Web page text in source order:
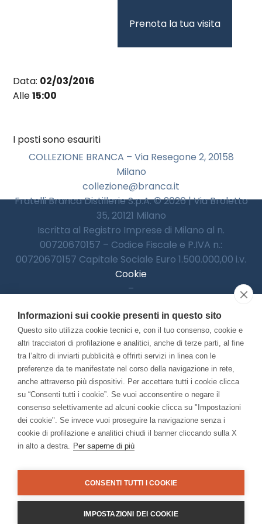
Prenota la tua visita
Data: 02/03/2016
Alle15:00
I posti sono esauriti
COLLEZIONE BRANCA – Via Resegone 2, 20158
Milano
collezione@branca.it
Fratelli Branca Distillerie S.p.A. © 2026 | Via Broletto
35, 20121 Milano
Iscritta al Registro Imprese di Milano al n.
00720670157 – Codice Fiscale e P.IVA n.:
00720670157 Capitale Sociale Euro 1.500.000,00 i.v.
Cookie
–
–
Accessibilitià
Con il contributo di:
Bando “Musei di Impresa 2025”
Informazioni sui cookie presenti in questo sito
Questo sito utilizza cookie tecnici e, con il tuo consenso, cookie e
altri tracciatori di profilazione e analitici, anche di terze parti, al fine
tra l’altro di inviarti pubblicità e offrirti servizi in linea con le
preferenze da te manifestate nel corso della navigazione in rete,
anche attraverso più dispositivi. Per accettare tutti i cookie clicca
su “Consenti tutti i cookie”. Se vuoi acconsentire o negare il
consenso selettivamente ad alcuni cookie clicca su "Impostazioni
dei cookie". Se invece vuoi proseguire la navigazione senza i
cookie di profilazione e analitici chiudi il banner cliccando sulla X
in alto a destra. Per saperne di più
CONSENTI TUTTI I COOKIE
IMPOSTAZIONI DEI COOKIE